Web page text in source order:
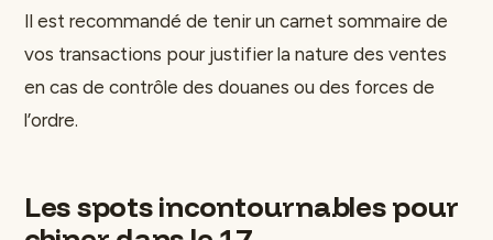
Il est recommandé de tenir un carnet sommaire de
vos transactions pour justifier la nature des ventes
en cas de contrôle des douanes ou des forces de
l’ordre.
Les spots incontournables pour